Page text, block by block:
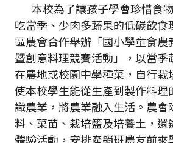
本校為了讓孩子學會珍惜食
吃當季、少肉多蔬果的低碳飲食
區農會合作舉辦「國小學童食
暨創意料理競賽活動」，以當季
在農地或校園中學種菜，自行栽
使本校學生能從生產到製作料理
識農業，將農業融入生活。農會
料、菜苗、栽培籃及培養土，還
體驗活動，安排產銷班農友前來